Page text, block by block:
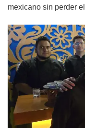
mexicano sin perder